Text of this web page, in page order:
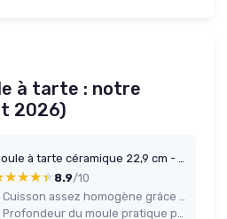
à tarte : notre
2026)
Moule à tarte céramique 22,9 cm - antiadhésif motif bleu/blanc
8.9/10
Cuisson assez homogène grâce à la céramique, avec une bonne rétention de chaleur
Profondeur du moule pratique pour quiches épaisses et tourtes sans débordement